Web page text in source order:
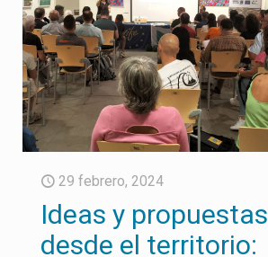
29 febrero, 2024
Ideas y propuestas
desde el territorio: